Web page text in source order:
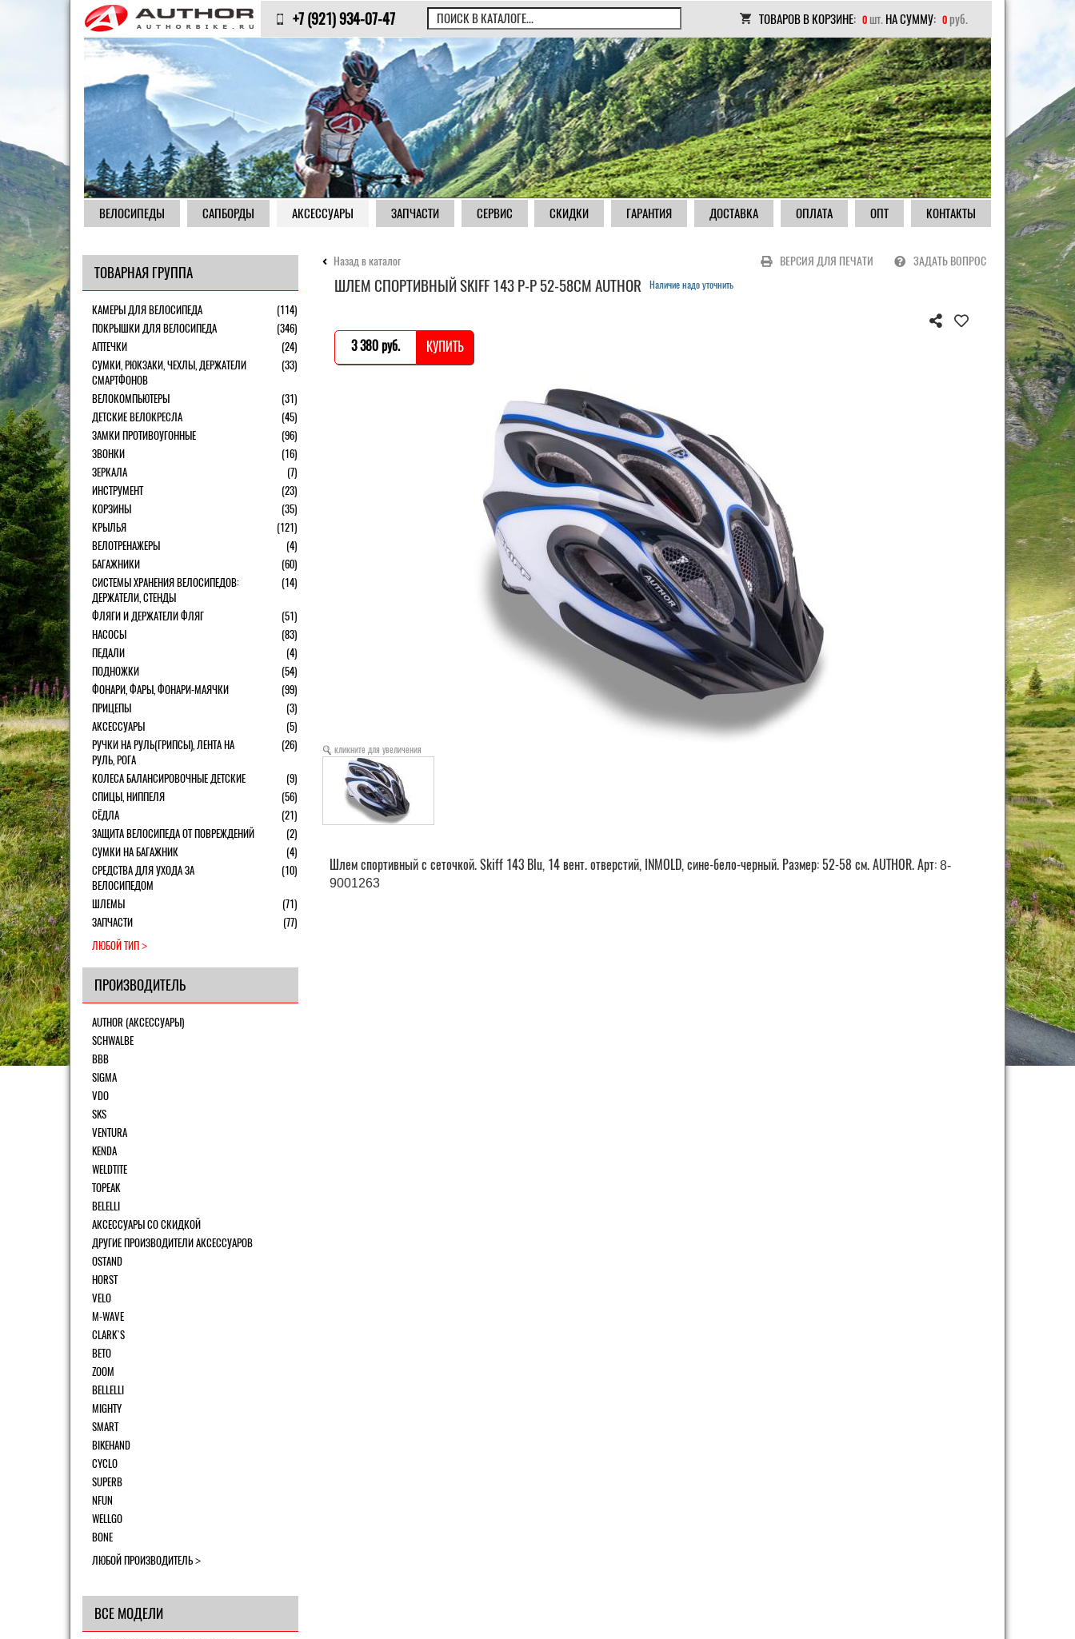
+7 (921) 934-07-47 ТОВАРОВ В КОРЗИНЕ: 0 шт. НА СУММУ: 0 руб.
ВЕЛОСИПЕДЫ САПБОРДЫ АКСЕССУАРЫ ЗАПЧАСТИ СЕРВИС СКИДКИ ГАРАНТИЯ ДОСТАВКА ОПЛАТА ОПТ КОНТАКТЫ
Назад в каталог ВЕРСИЯ ДЛЯ ПЕЧАТИ ЗАДАТЬ ВОПРОС
ШЛЕМ СПОРТИВНЫЙ SKIFF 143 Р-Р 52-58СМ AUTHOR Наличие надо уточнить
3 380 pуб. КУПИТЬ
кликните для увеличения
Шлем спортивный с сеточкой. Skiff 143 Blu, 14 вент. отверстий, INMOLD, сине-бело-черный. Размер: 52-58 см. AUTHOR. Арт: 8-
9001263
ТОВАРНАЯ ГРУППА
КАМЕРЫ ДЛЯ ВЕЛОСИПЕДА
(114)
ПОКРЫШКИ ДЛЯ ВЕЛОСИПЕДА
(346)
АПТЕЧКИ
(24)
СУМКИ, РЮКЗАКИ, ЧЕХЛЫ, ДЕРЖАТЕЛИ
СМАРТФОНОВ
(33)
ВЕЛОКОМПЬЮТЕРЫ
(31)
ДЕТСКИЕ ВЕЛОКРЕСЛА
(45)
ЗАМКИ ПРОТИВОУГОННЫЕ
(96)
ЗВОНКИ
(16)
ЗЕРКАЛА
(7)
ИНСТРУМЕНТ
(23)
КОРЗИНЫ
(35)
КРЫЛЬЯ
(121)
ВЕЛОТРЕНАЖЕРЫ
(4)
БАГАЖНИКИ
(60)
СИСТЕМЫ ХРАНЕНИЯ ВЕЛОСИПЕДОВ:
ДЕРЖАТЕЛИ, СТЕНДЫ
(14)
ФЛЯГИ И ДЕРЖАТЕЛИ ФЛЯГ
(51)
НАСОСЫ
(83)
ПЕДАЛИ
(4)
ПОДНОЖКИ
(54)
ФОНАРИ, ФАРЫ, ФОНАРИ-МАЯЧКИ
(99)
ПРИЦЕПЫ
(3)
АКСЕССУАРЫ
(5)
РУЧКИ НА РУЛЬ(ГРИПСЫ), ЛЕНТА НА
РУЛЬ, РОГА
(26)
КОЛЕСА БАЛАНСИРОВОЧНЫЕ ДЕТСКИЕ
(9)
СПИЦЫ, НИППЕЛЯ
(56)
СЁДЛА
(21)
ЗАЩИТА ВЕЛОСИПЕДА ОТ ПОВРЕЖДЕНИЙ
(2)
СУМКИ НА БАГАЖНИК
(4)
СРЕДСТВА ДЛЯ УХОДА ЗА
ВЕЛОСИПЕДОМ
(10)
ШЛЕМЫ
(71)
ЗАПЧАСТИ
(77)
ЛЮБОЙ ТИП
ПРОИЗВОДИТЕЛЬ
AUTHOR (АКСЕССУАРЫ)
SCHWALBE
BBB
SIGMA
VDO
SKS
VENTURA
KENDA
WELDTITE
TOPEAK
BELELLI
АКСЕССУАРЫ СО СКИДКОЙ
ДРУГИЕ ПРОИЗВОДИТЕЛИ АКСЕССУАРОВ
OSTAND
HORST
VELO
M-WAVE
CLARK`S
BETO
ZOOM
BELLELLI
MIGHTY
SMART
BIKEHAND
CYCLO
SUPERB
NFUN
WELLGO
BONE
ЛЮБОЙ ПРОИЗВОДИТЕЛЬ
ВСЕ МОДЕЛИ